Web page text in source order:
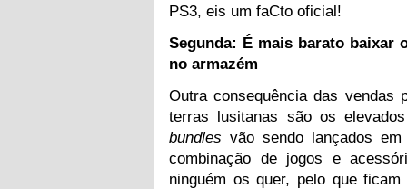
PS3, eis um faCto oficial!
Segunda: É mais barato baixar
no armazém
Outra consequência das vendas
terras lusitanas são os
bundlesvão sendo lançados
combinação de jogos e
ninguém os quer, pelo que